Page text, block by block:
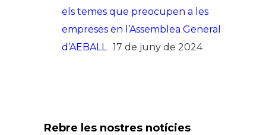
els temes que preocupen a les
empreses en l’Assemblea General
d’AEBALL 17 de juny de 2024
Rebre les nostres notícies